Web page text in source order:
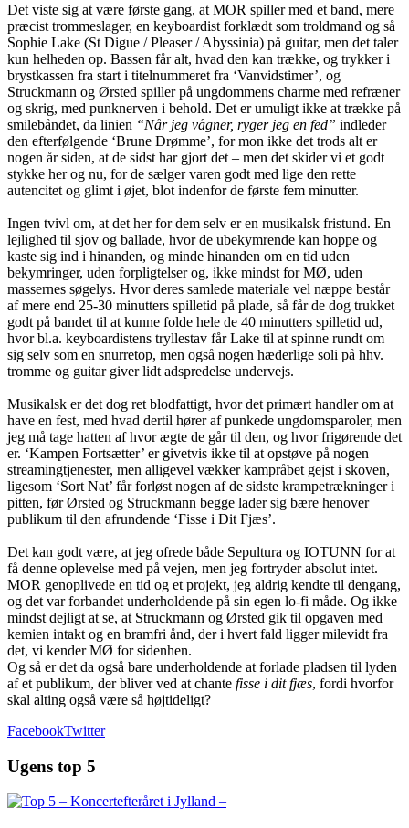
Det viste sig at være første gang, at MOR spiller med et band, mere
præcist trommeslager, en keyboardist forklædt som troldmand og så
Sophie Lake (St Digue / Pleaser / Abyssinia) på guitar, men det taler
kun helheden op. Bassen får alt, hvad den kan trække, og trykker i
brystkassen fra start i titelnummeret fra ‘Vanvidstimer’, og
Struckmann og Ørsted spiller på ungdommens charme med refræner
og skrig, med punknerven i behold. Det er umuligt ikke at trække på
smilebåndet, da linien “Når jeg vågner, ryger jeg en fed” indleder
den efterfølgende ‘Brune Drømme’, for mon ikke det trods alt er
nogen år siden, at de sidst har gjort det – men det skider vi et godt
stykke her og nu, for de sælger varen godt med lige den rette
autencitet og glimt i øjet, blot indenfor de første fem minutter.
Ingen tvivl om, at det her for dem selv er en musikalsk fristund. En
lejlighed til sjov og ballade, hvor de ubekymrende kan hoppe og
kaste sig ind i hinanden, og minde hinanden om en tid uden
bekymringer, uden forpligtelser og, ikke mindst for MØ, uden
massernes søgelys. Hvor deres samlede materiale vel næppe består
af mere end 25-30 minutters spilletid på plade, så får de dog trukket
godt på bandet til at kunne folde hele de 40 minutters spilletid ud,
hvor bl.a. keyboardistens tryllestav får Lake til at spinne rundt om
sig selv som en snurretop, men også nogen hæderlige soli på hhv.
tromme og guitar giver lidt adspredelse undervejs.
Musikalsk er det dog ret blodfattigt, hvor det primært handler om at
have en fest, med hvad dertil hører af punkede ungdomsparoler, men
jeg må tage hatten af hvor ægte de går til den, og hvor frigørende det
er. ‘Kampen Fortsætter’ er givetvis ikke til at opstøve på nogen
streamingtjenester, men alligevel vækker kampråbet gejst i skoven,
ligesom ‘Sort Nat’ får forløst nogen af de sidste krampetrækninger i
pitten, før Ørsted og Struckmann begge lader sig bære henover
publikum til den afrundende ‘Fisse i Dit Fjæs’.
Det kan godt være, at jeg ofrede både Sepultura og IOTUNN for at
få denne oplevelse med på vejen, men jeg fortryder absolut intet.
MOR genoplivede en tid og et projekt, jeg aldrig kendte til dengang,
og det var forbandet underholdende på sin egen lo-fi måde. Og ikke
mindst dejligt at se, at Struckmann og Ørsted gik til opgaven med
kemien intakt og en bramfri ånd, der i hvert fald ligger milevidt fra
det, vi kender MØ for sidenhen.
Og så er det da også bare underholdende at forlade pladsen til lyden
af et publikum, der bliver ved at chante fisse i dit fjæs, fordi hvorfor
skal alting også være så højtideligt?
FacebookTwitter
Ugens top 5